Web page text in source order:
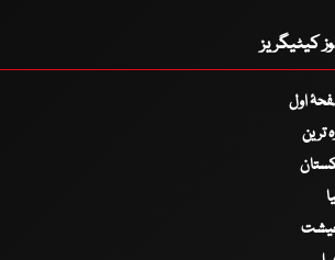
کیٹیگریز
اول
ترین